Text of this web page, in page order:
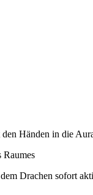
Händen in die
Raumes
Drachen sofort